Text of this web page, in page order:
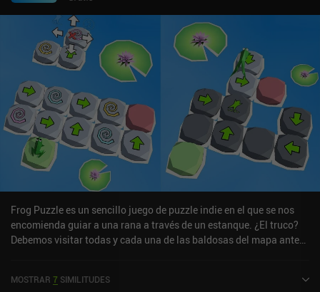
Frog Puzzle es un sencillo juego de puzzle indie en el que se nos
encomienda guiar a una rana a través de un estanque. ¿El truco?
Debemos visitar todas y cada una de las baldosas del mapa antes
caer al agua. Para conseguir lo primero y evitar lo segundo,
MOSTRAR 7 SIMILITUDES